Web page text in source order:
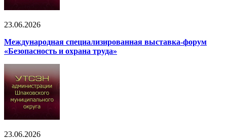
23.06.2026
Международная специализированная выставка-форум
«Безопасность и охрана труда»
23.06.2026